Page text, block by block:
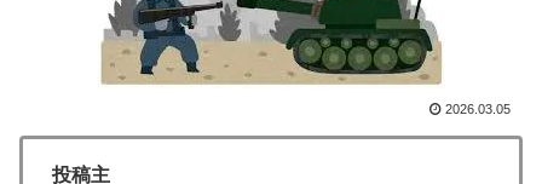
に物価差があるの？‥」
イチローさん「僕は本を読まない。好きなアニメはドラ
ゴンボール」【海外の反応】
韓国人「韓国に10年間の出場権剥奪や過去ワールドカッ
2026.03.05
投稿主